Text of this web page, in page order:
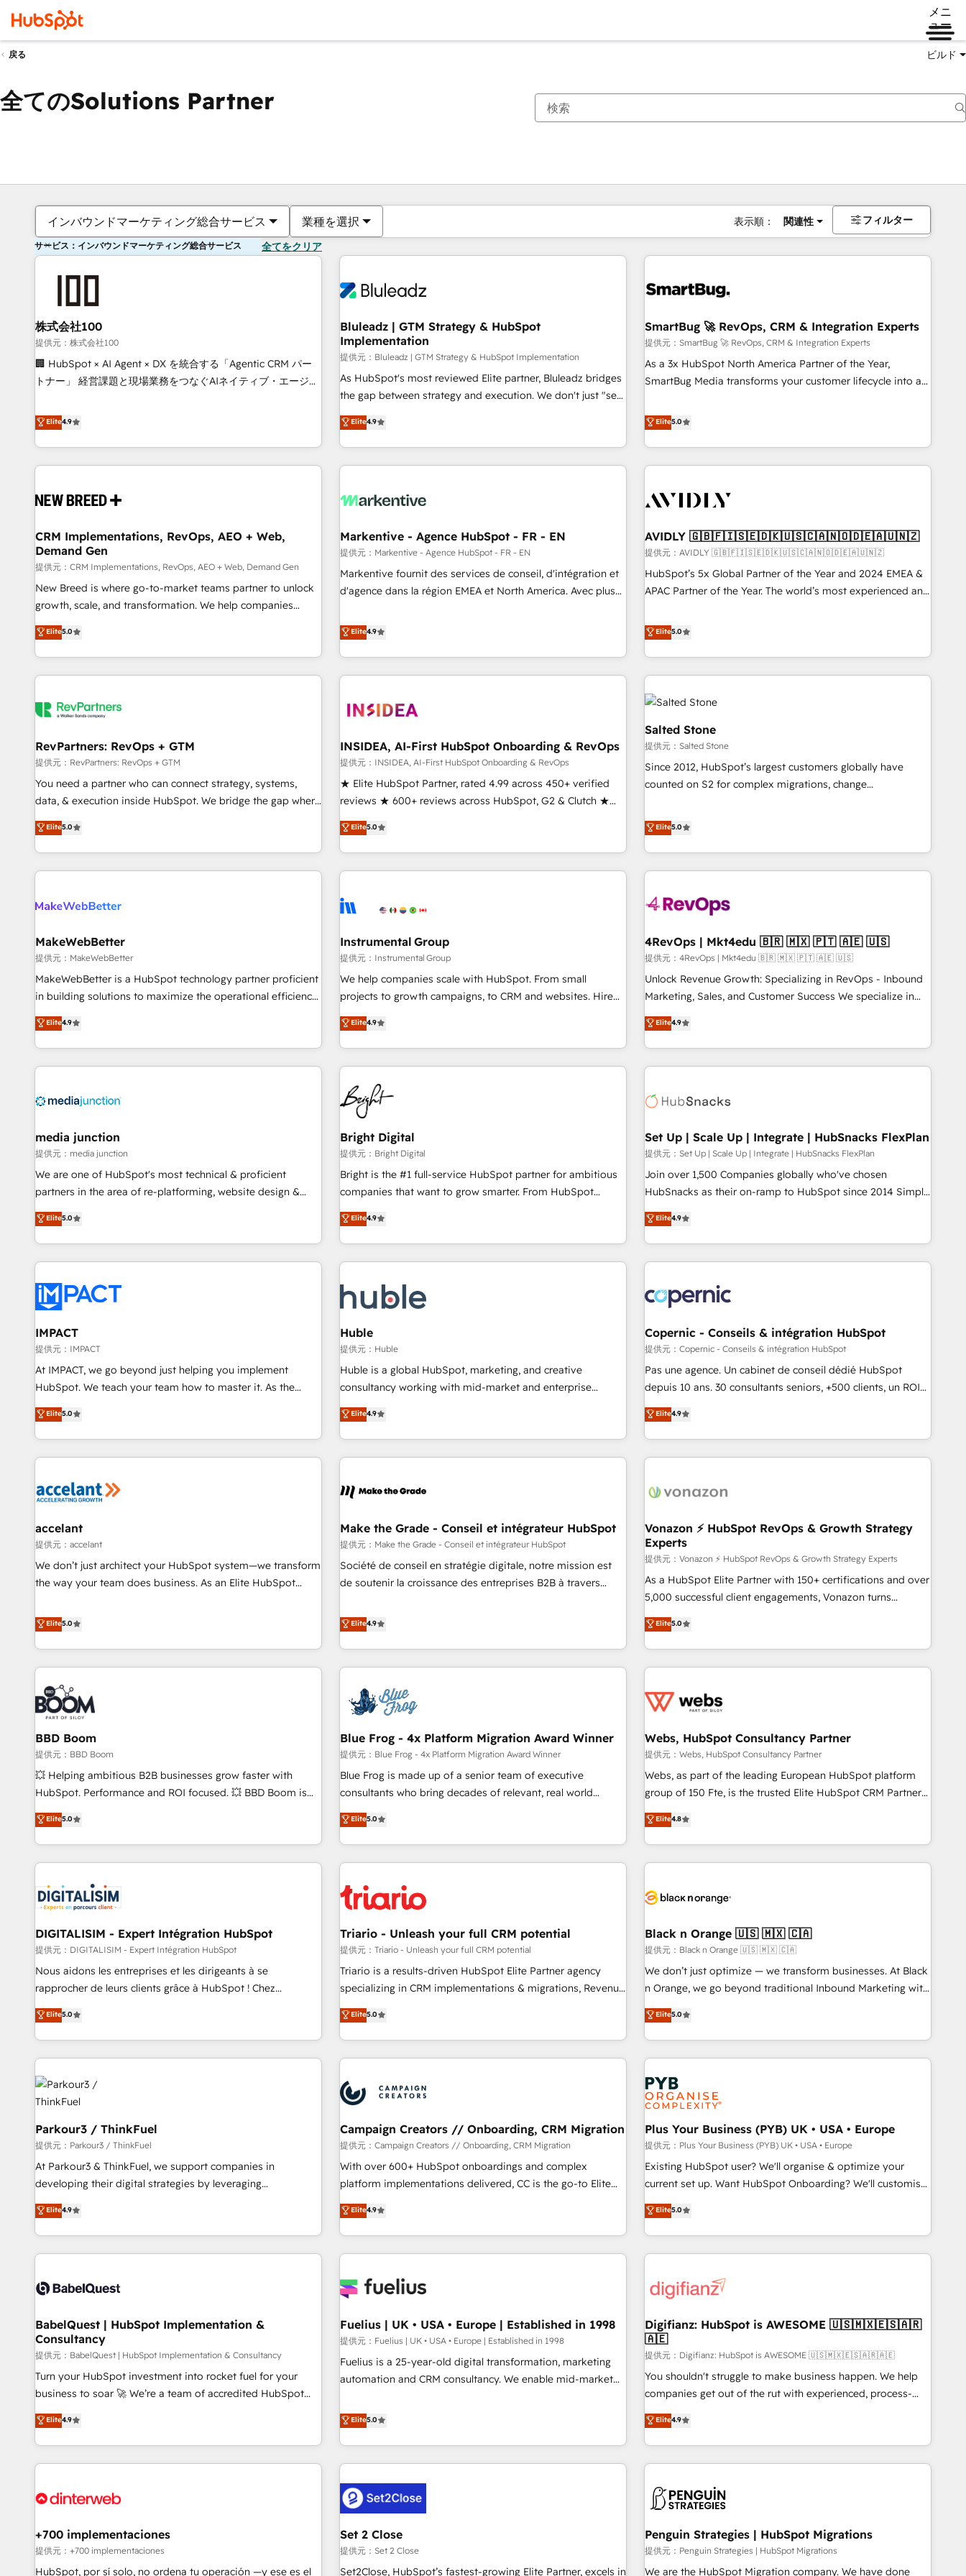
メニ
ュー
戻る ビルド
全てのSolutions Partner
インバウンドマーケティング総合サービス 業種を選択 表示順： 関連性 フィルター
サービス：インバウンドマーケティング総合サービス 全てをクリア
株式会社100
提供元：株式会社100
🏢 HubSpot × AI Agent × DX を統合する「Agentic CRM パー
トナー」 経営課題と現場業務をつなぐAIネイティブ・エージェ
再設計します。 💡 100inc は何をする会社か？ HubSpotを共
通基盤に、AIエージェントを組み込んだ顧客フロント業務（マ
ーケティング・営業・CS）を組織全体で設計・実装する日本の
AIネイティブ・エージェンシーです。事業部・グループ会社・
CRMを軸とした全社共通基盤に再構築します。意思決定者・
顧客データの一元化から、GTMの見える化・自動化まで。全
Hub統合運用、データ品質設計、グループ横断のCRM統合に対
応します。 2️⃣ AIエージェント組織構築 営業・マーケティング
業務の一部をAIが自律実行する組織への移行を設計・実装。
Breeze・Claude等をHubSpotと連携させ、役割定義・運用ル
ール・成果指標まで含めて設計します。 3️⃣ 全社DX × AI推進の
PMO伴走支援 複数部門をまたぐDX×AI変革を、構想から実装・
定着までPMOとして主導。「設定の代行ではなく、設計の責
任」を引き受け、部門横断の統合・浸透・変革管理を実行しま
した情報設計・導線設計・テンプレート設計をContent Hubで
Marketo・Pardot等からの移行、カスタム設計、履歴データ移
行と活用設計まで。 ▸ AEO対応：ChatGPT・Perplexity等のAI
検索からの流入・引用を前提にコンテンツとサイト構造を最適
化。 🏆 なぜ100incを選ぶのか？ ✓ HubSpot Eliteパートナー
ISO27001:2022 / ISO9001:2015 取得 ✓ 400社以上の導入実績
✓ HubSpot大百科 出版 CRM・AI活用に関するご相談、現状整
Elite4.9
Bluleadz | GTM Strategy & HubSpot
Implementation
提供元：Bluleadz | GTM Strategy & HubSpot Implementation
As HubSpot's most reviewed Elite partner, Bluleadz bridges
the gap between strategy and execution. We don't just "set
up tools" — we install the GTM Operating System (GTM OS)
to align your leadership and engineer a portal that drives
predictable revenue velocity. 🚀 GTM Strategy & Alignment
Workshops & Sprints: Identify "Valleys of Death" stalling
mess." ⚙️ Elite Engineering & AI Scalable Architecture: Zero-
HubSpot Accreditations. AI-Powered RevOps: Breeze AI,
custom AI agents, and high-integrity migrations for total
reporting clarity. Security & Compliance: SOC 2 Type II and
HIPAA attested for enterprise-grade data security. 🏆 Why
Elite4.9
SmartBug 🚀 RevOps, CRM & Integration Experts
提供元：SmartBug 🚀 RevOps, CRM & Integration Experts
As a 3x HubSpot North America Partner of the Year,
SmartBug Media transforms your customer lifecycle into a
divisions Globalia (AI & Software) and Point Success Media
(Paid Media), making this the official home for all three
brands. 🔄 Implementation & Integration - Seamless
migrations and system integrations powered by Globalia’s
to drive platform adoption. 📈 Revenue Generation - Full-
Point Success Media. - Expert deployment of Breeze AI and
custom agents to automate growth. 🏆 Elite Excellence - 8
platform accreditations and deep HIPAA-compliance
expertise. - A team of 250+ experts dedicated to your
Elite5.0
CRM Implementations, RevOps, AEO + Web,
Demand Gen
提供元：CRM Implementations, RevOps, AEO + Web, Demand Gen
New Breed is where go-to-market teams partner to unlock
growth, scale, and transformation. We help companies
activate HubSpot’s AI-powered customer platform and
operationalize HubSpot’s Loop Marketing framework
through expert-led services, smart agents, and purpose-
built apps, tailored to your business. Together, we unlock
journey for clean data, scalability, & reporting. 🎯Demand
paid media. 👩‍💻Web Design: Build high-performing
websites with UX, messaging, & conversion strategy that
drive results. 🤖AI Strategy: Activate Breeze Agents,
configure HubSpot AI, & maximize AEO with tailored AI
integrations, hosting, & maintenance.
Elite5.0
Markentive - Agence HubSpot - FR - EN
提供元：Markentive - Agence HubSpot - FR - EN
Markentive fournit des services de conseil, d'intégration et
d'agence dans la région EMEA et North America. Avec plus
CRM et webdesign. Markentive is both a consulting firm, a
digital agency and an integrator. With over 115 experts in
marketing automation, growth, revops, CRM and webdesign
(We focus on EMEA - USA customers).
Elite4.9
AVIDLY 🇬🇧🇫🇮🇸🇪🇩🇰🇺🇸🇨🇦🇳🇴🇩🇪🇦🇺🇳🇿
提供元：AVIDLY 🇬🇧🇫🇮🇸🇪🇩🇰🇺🇸🇨🇦🇳🇴🇩🇪🇦🇺🇳🇿
HubSpot’s 5x Global Partner of the Year and 2024 EMEA &
APAC Partner of the Year. The world’s most experienced and
HubSpot projects delivered and 370+ specialists across
EMEA, APAC and NAM, we de-risk complex CRM
programmes and accelerate ROI across every HubSpot
Hub. 🧭 From multi-region migrations to AI-powered
automation, we turn complexity into clarity, human at global
future.” Others agree it is proof of trust built through
measurable impact.
Elite5.0
RevPartners: RevOps + GTM
提供元：RevPartners: RevOps + GTM
You need a partner who can connect strategy, systems,
data, & execution inside HubSpot. We bridge the gap where
most agencies fall short by combining GTM strategy with
technical execution to solve the right problem with the right
solution. As the only firm in the world to hold Elite Partner
Accreditations with both HubSpot and Clay, our clients gain
generation, data intelligence, and go-to-market execution.
🛡️ - Pricing: Implementations starting at $1,5k 💵 - Speed:
Launch in 14 days ⚡ - Global: 250 professionals across five
continents 🌐 - Scale: Fastest tiering Elite HubSpot Partner 🪴
- Sales Hub: More implementations than any other Partner
evangelists 🧡 Don't hire a marketing agency for an Ops
problem. Don't hire a technical agency for a growth
Elite5.0
INSIDEA, AI-First HubSpot Onboarding & RevOps
提供元：INSIDEA, AI-First HubSpot Onboarding & RevOps
★ Elite HubSpot Partner, rated 4.99 across 450+ verified
reviews ★ 600+ reviews across HubSpot, G2 & Clutch ★
150+ in-house HubSpot-certified experts ★ 1,500+
implementations across 25+ countries ★ AI-first, RevOps-
led, onboarding-obsessed INSIDEA helps growing
companies turn HubSpot into a revenue engine. We
powered workflows that drive adoption from week one, in
with workflows built around your business, not a template.
➤ Migration: Move from any legacy CRM. Zero downtime,
full data integrity. ➤ Implementation: Configure HubSpot to
run your revenue process. Sales, marketing, and service
custom agents, and APIs to remove manual work. ➤
Ongoing Management: Monthly tune-ups, feature rollouts,
Elite5.0
Salted Stone
提供元：Salted Stone
Since 2012, HubSpot’s largest customers globally have
counted on S2 for complex migrations, change
that deliver measurable impact and transform brand
experiences As one of the few full-service creative agencies
in the HubSpot ecosystem, we blend strategy, technology,
& award-winning design to build scalable, globally
campaigns, & RevOps frameworks that fuel long-term
seamless integrations, ensure long-term adoption with
change-management programs, and align marketing, sales,
and service to drive sustainable growth With 6 key
HubSpot accreditations and experience across hundreds of
one of our globally integrated teams has worked with
clients just like you Let’s explore whether S2 is the partner
Elite5.0
MakeWebBetter
提供元：MakeWebBetter
MakeWebBetter is a HubSpot technology partner proficient
in building solutions to maximize the operational efficiency
of HubSpot. The fastest-growing tech-enabler & facilitator,
MakeWebBetter, hands you the blend of HubSpot expertise
& eminent solutions & integrations. Trust us to streamline
your HubSpot experience. 🚀HubSpot Elite Partners with
Integration partner 🤝Google Premier Partner 2023 🌟5
2021 🌟INBOUND’19 HubSpot Rising Star Why us?
Harnessing the full potential of the powerful HubSpot CRM.
✔️A team of HubSpot experts backed by over 10+ years of
HubSpot experience ✔️Flexible pricing models — Hourly-fee
(HubSpot Admin + Project Manager); and Fixed Project Cost
(as per requirement). ✔️Helped over 25,000+ customers so
Elite4.9
Instrumental Group
提供元：Instrumental Group
We help companies scale with HubSpot. From small
projects to growth campaigns, to CRM and websites. Hire
an agency that's experienced in every inch of HubSpot and
willing to work hand-in-hand with your team to simplify the
complex and build a better experience for your team and
customers.
Elite4.9
4RevOps | Mkt4edu 🇧🇷 🇲🇽 🇵🇹 🇦🇪 🇺🇸
提供元：4RevOps | Mkt4edu 🇧🇷 🇲🇽 🇵🇹 🇦🇪 🇺🇸
Unlock Revenue Growth: Specializing in RevOps - Inbound
Marketing, Sales, and Customer Success We specialize in
driving revenue growth for companies across industries
through tailored marketing, sales, and customer success
strategies, utilizing RevOps methodologies. As Latin
America's largest HubSpot partner and a global leader in
in five countries—Brazil, UAE (Abu Dhabi/Dubai/Sharjah),
successful operations. Our approach, rooted in RevOps
principles, integrates analysis, training, planning, and
qualification. Leveraging technology, data analytics, CRM
optimization, and inbound marketing tactics, we focus on
us to unlock your business's full potential and achieve
sustained growth in today's competitive market.
Elite4.9
media junction
提供元：media junction
We are one of HubSpot's most technical & proficient
partners in the area of re-platforming, website design &
development. We specialize in multi-hub implementations
for mid-market & enterprise companies. We are woman-
owned, powered by coffee, and we ❤️ dogs. We produce
award-winning work for our clients. 🏆2023 Technical
Award 🏆2022 Platform Migration Excellence Impact Award
🏆2020 Elite Solutions Partner 🏆2019 Integrations HubSpot
Impact Award 🏆2019 Marketing Enablement HubSpot
Impact Award 🏆2018 Website Design HubSpot Impact
Award 🏆2017 Website Design HubSpot Impact Award 🏆
2016 Growth-Driven Design Agency of the Year 🏆2016
Driven Design Agency of the Year 🏆2015 Became the 5th
Agency to reach Diamond 🏆2014 HubSpot COS
Became a HubSpot Partner 📆Founded in 1997
Elite5.0
Bright Digital
提供元：Bright Digital
Bright is the #1 full-service HubSpot partner for ambitious
companies that want to grow smarter. From HubSpot
onboarding, to training, from developing a new website to
lead generation and digital marketing; we do it all (and with
great results)! In short, our services include: - HubSpot
consultancy: onboarding, training, data migration - HubSpot
Marketing & sales solutions: digital marketing, advertising,
campaigns, content and design We connect people, data
and technology to improve customer experiences. With our
bright people, exciting ideas and can-do mentality, we
ensure revenue growth on a daily basis. So tell us your
challenge; our passionate and growth driven team of 100+
www.brightdigital.com
Elite4.9
Set Up | Scale Up | Integrate | HubSnacks FlexPlan
提供元：Set Up | Scale Up | Integrate | HubSnacks FlexPlan
Join over 1,500 Companies globally who've chosen
HubSnacks as their on-ramp to HubSpot since 2014 Simple
pay-as-you-go plans that accelerate value... 1️⃣ Set Up |
Onboarding New or Check-fixing existing HubSpot portals
2️⃣ Scale Up | 100% HubSpot Task Execution... Global 24/7 ...
All Experts 3️⃣ Integrate | your entire Tech Stack with Custom
project... ⬅️ Click "Contact Business" ⬅️ to access 150+
Kickstart Integration templates that put HubSpot in the
center of your tech stack, syncing... 🛍️ Shopify or
WooCommerce 💲 Stripe or Paypal 💰 Sage or Netsuite 🤖
Google or Microsoft ✍️ DocuSign or PandaDoc 🌐 Avalara or
Quaderno HubSnacks holds the rare Advanced "Custom
any apps, in any direction. Stuck on your old CRM..? Migrate
| seamlessly off your old CRM onto a clean new HubSpot
Elite4.9
IMPACT
提供元：IMPACT
At IMPACT, we go beyond just helping you implement
HubSpot. We teach your team how to master it. As the
creators of the Endless Customers System™ (the next
evolution of They Ask, You Answer), we’re the only HubSpot
partner built entirely around coaching and training. That
means we don’t do the work for you; we help you build the
right buyers, close deals faster, and grow without outside
organize your HubSpot portal • Get your sales team fully
using HubSpot • Track pipeline and revenue across the
entire buyer journey • Build an in-house marketing team
that drives growth • Create content and videos that attract
and ready to build something that lasts. So if you're ready
to become the most trusted voice in your market, let’s talk.
Elite5.0
Huble
提供元：Huble
Huble is a global HubSpot, marketing, and creative
consultancy working with mid-market and enterprise
businesses. We go beyond implementation, shaping the
strategy, processes, and teams that turn HubSpot into a
genuine growth engine. Named HubSpot's Global Partner of
the Year in 2024, consistently ranked among their top 5
ecosystem, Huble has built a track record that speaks for
offices and consulting teams in the UK, USA, Canada,
Germany, France, Belgium, Singapore, and South Africa.
Certified compliant with ISO/IEC 27001:2022 and ISO
9001:2015 across all seven international offices and 175+
Elite4.9
Copernic - Conseils & intégration HubSpot
提供元：Copernic - Conseils & intégration HubSpot
Pas une agence. Un cabinet de conseil dédié HubSpot
depuis 10 ans. 30 consultants seniors, +500 clients, un ROI
mesurable. Notre mission : faire de HubSpot un vrai levier
de performance pour votre organisation. Cela passe par la
compréhension de vos processus, la fiabilisation de vos
données et l'alignement de vos équipes — avant même
Intégration & paramétrage HubSpot - Migration CRM &
Marketing / Sales - Data, reporting & tableaux de bord -
Onboarding, audit & optimisation - Intégrations métiers
(ERP, téléphonie, e-commerce) - Formation &
accompagnement au changement Nous intervenons auprès
des PME, ETI et grandes entreprises en France et à
industrie, éducation, banque & assurance, transport &
logistique.
Elite4.9
accelant
提供元：accelant
We don’t just architect your HubSpot system—we transform
the way your team does business. As an Elite HubSpot
end CRM solutions that accelerate growth, improve
operational efficiency, and ensure faster time to value on
HubSpot. What sets us apart? Our people-centric approach.
From day one, our team takes the time to deeply
understand your unique needs, crafting custom strategies
that deliver impactful results. Our mission is to empower
you to unlock HubSpot’s full potential—faster. Through
expert training, unmatched responsiveness, and ongoing
support, we equip your team to adopt new systems with
confidence and achieve a unified, data-driven approach to
customer engagement.
Elite5.0
Make the Grade - Conseil et intégrateur HubSpot
提供元：Make the Grade - Conseil et intégrateur HubSpot
Société de conseil en stratégie digitale, notre mission est
de soutenir la croissance des entreprises B2B à travers
développement des revenus auprès de vos comptes
existants. En France et à l'international, nous travaillons
avec des ETI ambitieuses, des grands groupes voulant aller
au-delà d’une simple transformation digitale et des startups
florissantes. Nos 3 grandes expertises sont : ➤ L’intégration
de CRM et de méthodologie RevOps pour aligner les
migration, synchronisation API, audit et maintenance) ➤ La
création de sites internet de conversion qui transforment
les visiteurs en opportunités d'affaires ➤ La mise en place
de stratégies d'acquisition marketing (SEO, SEA, inbound,
clés : - 10 ans d'expérience - 100+ intégrations CRM
HubSpot réussies - 40 experts conseil - 150 certifications
Elite4.9
Vonazon ⚡ HubSpot RevOps & Growth Strategy
Experts
提供元：Vonazon ⚡ HubSpot RevOps & Growth Strategy Experts
As a HubSpot Elite Partner with 150+ certifications and over
5,000 successful client engagements, Vonazon turns
marketing complexity into measurable, scalable growth.
From onboarding to enterprise-grade campaigns, our in-
house team builds scalable strategies that drive long-term
revenue. ⚙️ HubSpot Integration & Optimization • Seamless
migrations and data cleanups • Custom APIs and third-party
marketing and pipeline growth programs • Sales
enablement tools and CRM optimization • Retention
strategies with customer journey mapping 🏅 Elite-Level
HubSpot Execution • 750+ onboardings and 2,000+
and service hubs • Built-in flexibility for startups to global
brands
Elite5.0
BBD Boom
提供元：BBD Boom
💥 Helping ambitious B2B businesses grow faster with
HubSpot. Performance and ROI focused. 💥 BBD Boom is
the HubSpot partner that can help you to HubSpot Better.
We work with your teams to solve all your HubSpot
challenges and improve user adoption, sales process and
marketing results. Services 📚 Onboarding your team to
HubSpot set-up for better results 🌐 Website design and
build using HubSpot 🔌 Integrating HubSpot with other
systems 🎓 Training your teams to be HubSpot pros 📊
Lead generation services using HubSpot Why us? - SIX
HubSpot Accreditations - awarded by HubSpot after a
rigorous process for CRM, Solutions Architecture,
Enablement -Onboarded over 500 businesses to HubSpot -
Top 1% of partners worldwide -In-house team of 25+
Elite5.0
Blue Frog - 4x Platform Migration Award Winner
提供元：Blue Frog - 4x Platform Migration Award Winner
Blue Frog is made up of a senior team of executive
consultants who bring decades of relevant, real world
experience to our client engagements. "Blue Frog is a top,
trusted partner in HubSpot's ecosystem for a reason. Their
team brings over a decade of experience to the table, along
with deep knowledge of the HubSpot platform and
helping our customers grow and finding solutions that fit
their unique business needs. We are thrilled to have Blue
Frog in the HubSpot ecosystem leading the way for
customers!" - Yamini Rangan, CEO of HubSpot “Our
experience with the team at Blue Frog has been nothing
short of extraordinary. Their years of experience and quality
the HubSpot ecosystem as a reliable partner capable of
delivering remarkable experiences for our most
Elite5.0
Webs, HubSpot Consultancy Partner
提供元：Webs, HubSpot Consultancy Partner
Webs, as part of the leading European HubSpot platform
group of 150 Fte, is the trusted Elite HubSpot CRM Partner
offering you a roadmap on maximizing EBITDA and
achieving Commercial Excellence. With our targeted
processes, we strengthen your digital transformation and
minimize costs. As HubSpot's Advanced Accredited CRM
business forward. Since 2015 we are fully dedicated to
with reputable companies in B2B sectors such as
manufacturing, SaaS and business services. We prepare a
customized business case that demonstrates the value and
impact of your digital transformation, including a detailed
extension of your team, we believe in the power of
partnership. Together, we embark on a transformational
Elite4.8
DIGITALISIM - Expert Intégration HubSpot
提供元：DIGITALISIM - Expert Intégration HubSpot
Nous aidons les entreprises et les dirigeants à se
rapprocher de leurs clients grâce à HubSpot ! Chez
DIGITALISIM, nous avons l'intime conviction que la réussite
des entreprises passe par l’innovation web, le marketing
digital, et la relation client ! C'est pourquoi, nos experts sont
à la fois capables de gérer votre projet de création de site
internet, votre référencement, votre stratégie digitale et le
pilotage et l'intégration d'HubSpot ! Les grandes phases
d'un projet HubSpot avec DIGITALISIM : 🧽 Nettoyage,
migration et intégration des bases de données. 🚀
Développement des interfaces avec vos logiciels métiers ⚙️
Configuration de la plateforme HubSpot 📈 Configuration
de rapports et tableaux de bord 🤝 Book Process &
Elite5.0
Triario - Unleash your full CRM potential
提供元：Triario - Unleash your full CRM potential
Triario is a results-driven HubSpot Elite Partner agency
specializing in CRM implementations & migrations, Revenue
Operations, Custom Integrations, Custom AI agents and AI-
ready Website Design With over 15 years of experience, we
help companies bridge the gap between marketing, sales,
and customer success through smart automation, data
us because we blend the expertise of a global consultancy
with the care and agility of a boutique firm. At Triario, we’re
big enough to deliver but small enough to listen. Our
Services: HubSpot implementations & data migration
Custom AI agents Revenue Operations API integrations AI-
ready Website design Let’s turn your CRM into your growth
Elite5.0
Black n Orange 🇺🇸 🇲🇽 🇨🇦
提供元：Black n Orange 🇺🇸 🇲🇽 🇨🇦
We don’t just optimize — we transform businesses. At Black
n Orange, we go beyond traditional Inbound Marketing with
our exclusive methodologies: BOOMS and BOOST. Together,
they form a powerful combination that has driven success
for over 800 businesses worldwide. As Elite HubSpot
Partners, we specialize in crafting high-performance growth
strategies that integrate data-driven marketing, automation,
and revenue intelligence to help companies scale faster and
smarter. 🔹 BOOMS: Demand generation for all your buyers
With BOOMS, you invest in 100% of your buyers,
accelerating your growth and positioning yourself as an
undisputed leader. 🔹 BOOST: Optimize your digital
transformation process A methodology designed to
processes. 🔹 Trusted by Industry Leaders With an average
rating of 4.9/5 and a proven track record of business
Elite5.0
Parkour3 / ThinkFuel
提供元：Parkour3 / ThinkFuel
At Parkour3 & ThinkFuel, we support companies in
developing their digital strategies by leveraging
technologies and automating their marketing and sales
processes to generate growth. Our offer spans from
Strategy to Operations. We specialize in CRM onboarding
and implementation, web design, sales & marketing
experience working with tech companies and
empowering our clients and developing their autonomy. Get
to grips with HubSpot through guided implementation and
seamless integration of the CRM platform into your digital
ecosystem. Would you like support in deploying your
inbound marketing strategy? We'll provide support tailored
we are part of the most certified Canadian agencies, and we
both hold Onboarding Accreditations. Based in Canada
Elite4.9
Campaign Creators // Onboarding, CRM Migration
提供元：Campaign Creators // Onboarding, CRM Migration
With over 600+ HubSpot onboardings and complex
platform implementations delivered, CC is the go-to Elite
Solutions Partner for businesses ready to migrate,
replatform, and scale smarter. We specialize in high-impact
CRM and CMS migrations and onboarding from platforms
like Salesforce, NetSuite, Zoho, Pardot, Marketo, Microsoft
fragmented systems into unified, growth-ready HubSpot
performance. - Multi-object CRM migration, cleanup, and
implementation. - Pre-built and custom integrations across
your full tech stack. - Custom object setup, CMS builds, and
full-funnel automation. - Dashboards, lifecycle campaigns,
optimization, managed support, and scalable retainers.
Let’s make HubSpot your most powerful growth engine.
Elite4.9
Plus Your Business (PYB) UK • USA • Europe
提供元：Plus Your Business (PYB) UK • USA • Europe
Existing HubSpot user? We'll organise & optimize your
current set up. Want HubSpot Onboarding? We'll customise
your CRM & automate your business processes. Welcome
to our Profile! We can help with... • CRM implementation,
reports & workflows, and team training • CRM migration:
Salesforce, Pipedrive, Dynamics etc • Technical projects inc.
Netsuite A little about us... • Boutique 'Elite' Team (12 super
Hub, Service Hub, Data Hub and Website (CMS) • ISO/IEC
27001:2022, ISO 9001:2015 and now... ISO 42001: 2023
certified • Exclusive AI 'GuardHub' governance framework,
based on ISO 42001 - helping you 'organise complexity'
𝗥𝗲𝗮𝗱𝘆 𝗳𝗼𝗿 𝘁𝗵𝗲 𝗻𝗲𝘅𝘁 𝘀𝘁𝗲𝗽? Click the 👈 '𝗖𝗼𝗻𝘁𝗮𝗰𝘁
Elite5.0
BabelQuest | HubSpot Implementation &
Consultancy
提供元：BabelQuest | HubSpot Implementation & Consultancy
Turn your HubSpot investment into rocket fuel for your
business to soar 🚀 We’re a team of accredited HubSpot
experts ready to help you. We can implement the platform
into complex business environments, optimise what you've
got and make sure you can actually use it, build your
website in HubSpot or create an inbound marketing
G-Cloud 14 CCS (Crown Commercial Service) framework,
the CCS, which means we can support public sector
companies as well the other ones listed in our profile. Our
services: - HubSpot implementation - HubSpot CMS
Elite4.9
Fuelius | UK • USA • Europe | Established in 1998
提供元：Fuelius | UK • USA • Europe | Established in 1998
Fuelius is a 25-year-old digital transformation, marketing
automation and CRM consultancy. We enable mid-market
and fuel their growth. We modernise platforms, streamline
operations that are causing inefficiencies, improve
customer experiences, integrate systems, and supercharge
revenue operations Key services: • CRM Implementation •
Systems Integration • Digital Transformation / Web
Development • RevOps & Sales Consulting • Marketing
Automation What makes us different? 🚀 Top 0.5% of global
HubSpot agencies ⚙️ The strongest technical ability and
integration capabilities 💼 Consultative, long-term partners
who will embed ourselves into your business, processes
Elite5.0
Digifianz: HubSpot is AWESOME 🇺🇸🇲🇽🇪🇸🇦🇷
🇦🇪
提供元：Digifianz: HubSpot is AWESOME 🇺🇸🇲🇽🇪🇸🇦🇷🇦🇪
You shouldn't struggle to make business happen. We help
companies get out of the rut with experienced, process-
oriented teams implementing HubSpot Marketing, Sales,
Service, CMS and Operations Hub, so selling and actually
engaging with your customers feels easy and pain-free. We
are a top ranked HubSpot Elite Partner, winner of Rookie of
HubSpot Reviews and 4.9/5 rating in Clutch Reviews.
Digifianz helps the following industries: logistics & 3PL,
home improvement & construction, branding and
commercialization, real estate, health, education, SaaS,
Software Dev & IT and consulting, make the most out of
Elite4.9
+700 implementaciones
提供元：+700 implementaciones
HubSpot, por sí solo, no ordena tu operación —y ese es el
Set 2 Close
提供元：Set 2 Close
Set2Close, HubSpot’s fastest-growing Elite Partner, excels in
Penguin Strategies | HubSpot Migrations
提供元：Penguin Strategies | HubSpot Migrations
We are the HubSpot Migration company. We have done
現在の場所ページ
ページページページページページページページページページページ